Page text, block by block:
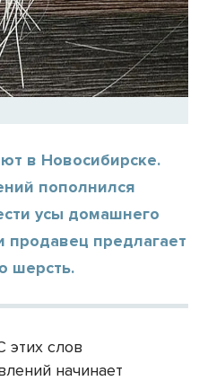
в Новосибирске.
пополнился
усы домашнего
продавец предлагает
шерсть.
этих слов
начинает